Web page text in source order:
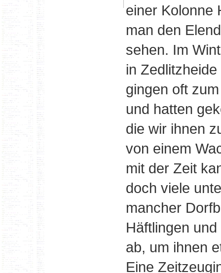
einer Kolonne
man den
sehen. Im
in
gingen oft
und hatten
die wir ihnen
von einem
mit der Zeit
doch viele
mancher
Häftlingen
ab, um ihnen
Eine